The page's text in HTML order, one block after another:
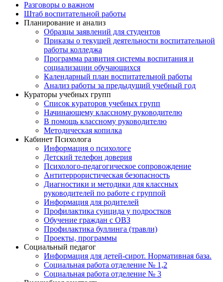
Разговоры о важном
Штаб воспитательной работы
Планирование и анализ
Образцы заявлений для студентов
Приказы о текущей деятельности воспитательной
работы колледжа
Программа развития системы воспитания и
социализации обучающихся
Календарный план воспитательной работы
Анализ работы за предыдущий учебный год
Кураторы учебных групп
Список кураторов учебных групп
Начинающему классному руководителю
В помощь классному руководителю
Методическая копилка
Кабинет Психолога
Информация о психологе
Детский телефон доверия
Психолого-педагогическое сопровождение
Антитеррористическая безопасность
Диагностики и методики для классных
руководителей по работе с группой
Информация для родителей
Профилактика суицида у подростков
Обучение граждан с ОВЗ
Профилактика буллинга (травли)
Проекты, программы
Социальный педагог
Информация для детей-сирот. Нормативная база.
Социальная работа отделение № 1,2
Социальная работа отделение № 3